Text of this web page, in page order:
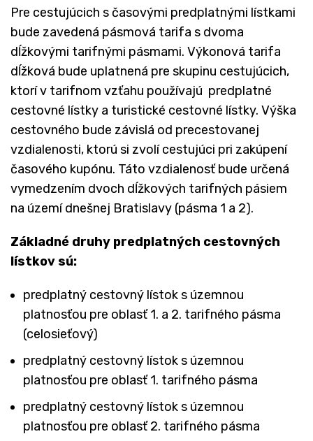
Pre cestujúcich s časovými predplatnými lístkami
bude zavedená pásmová tarifa s dvoma
dĺžkovými tarifnými pásmami. Výkonová tarifa
dĺžková bude uplatnená pre skupinu cestujúcich,
ktorí v tarifnom vzťahu používajú predplatné
cestovné lístky a turistické cestovné lístky. Výška
cestovného bude závislá od precestovanej
vzdialenosti, ktorú si zvolí cestujúci pri zakúpení
časového kupónu. Táto vzdialenosť bude určená
vymedzením dvoch dĺžkových tarifných pásiem
na území dnešnej Bratislavy (pásma 1 a 2).
Základné druhy predplatných cestovných
lístkov sú:
predplatný cestovný lístok s územnou
platnosťou pre oblasť 1. a 2. tarifného pásma
(celosieťový)
predplatný cestovný lístok s územnou
platnosťou pre oblasť 1. tarifného pásma
predplatný cestovný lístok s územnou
platnosťou pre oblasť 2. tarifného pásma